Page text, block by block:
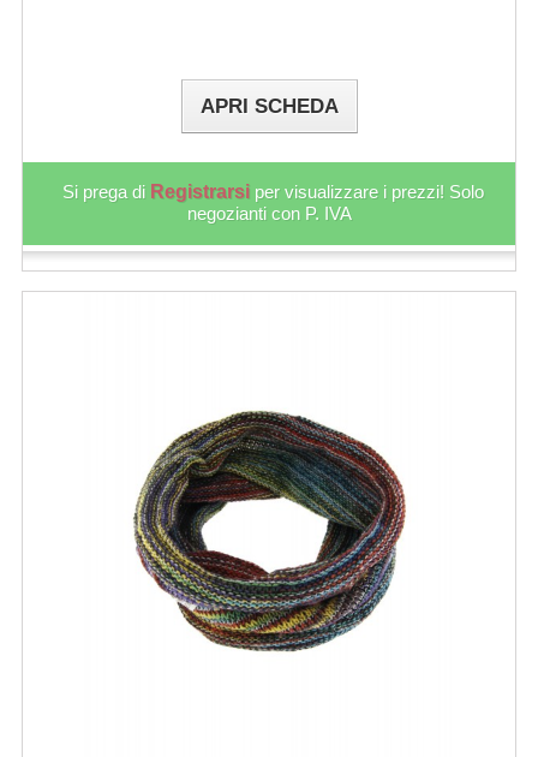
APRI SCHEDA
Si prega di Registrarsi per visualizzare i prezzi! Solo
negozianti con P. IVA